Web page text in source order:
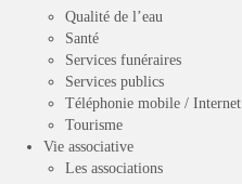
Qualité de l’eau
Santé
Services funéraires
Services publics
Téléphonie mobile / Internet
Tourisme
Vie associative
Les associations